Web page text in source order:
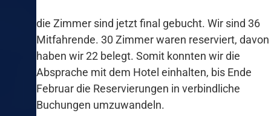
die Zimmer sind jetzt final gebucht. Wir sind 36
Mitfahrende. 30 Zimmer waren reserviert, davon
haben wir 22 belegt. Somit konnten wir die
Absprache mit dem Hotel einhalten, bis Ende
Februar die Reservierungen in verbindliche
Buchungen umzuwandeln.